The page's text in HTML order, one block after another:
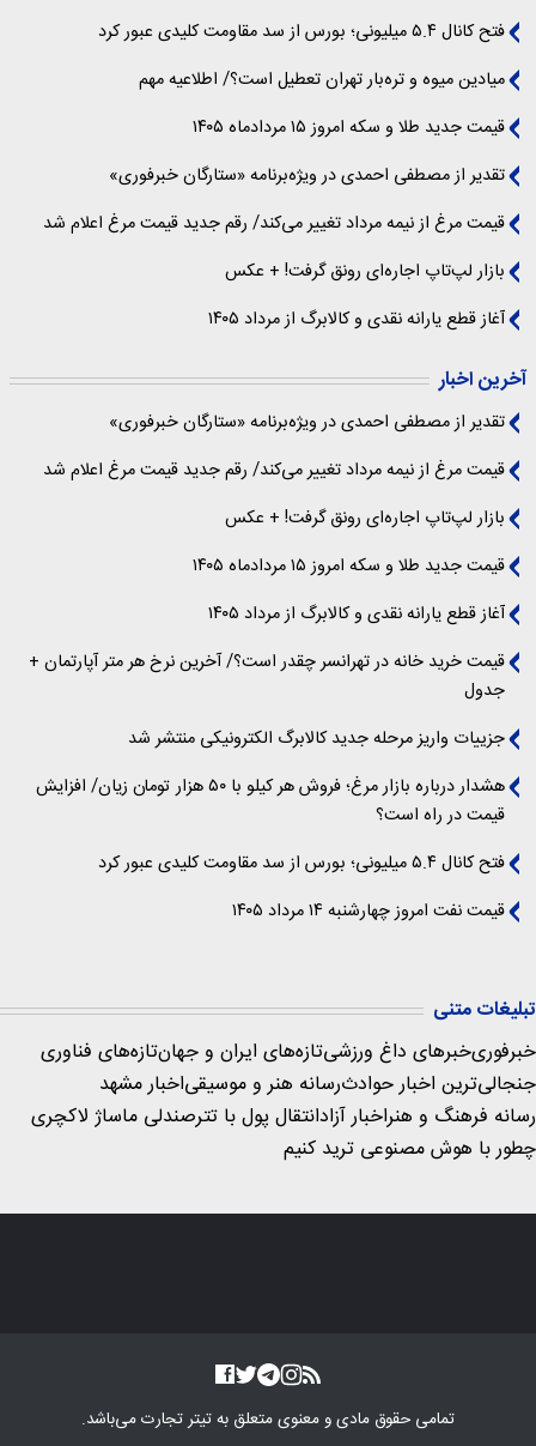
فتح کانال ۵.۴ میلیونی؛ بورس از سد مقاومت کلیدی عبور کرد
میادین میوه و تره‌بار تهران تعطیل است؟/ اطلاعیه مهم
قیمت جدید طلا و سکه امروز ۱۵ مردادماه ۱۴۰۵
تقدیر از مصطفی احمدی در ویژه‌برنامه «ستارگان خبرفوری»
قیمت مرغ از نیمه مرداد تغییر می‌کند/ رقم جدید قیمت مرغ اعلام شد
بازار لپ‌تاپ اجاره‌ای رونق گرفت! + عکس
آغاز قطع یارانه نقدی و کالابرگ از مرداد ۱۴۰۵
آخرین اخبار
تقدیر از مصطفی احمدی در ویژه‌برنامه «ستارگان خبرفوری»
قیمت مرغ از نیمه مرداد تغییر می‌کند/ رقم جدید قیمت مرغ اعلام شد
بازار لپ‌تاپ اجاره‌ای رونق گرفت! + عکس
قیمت جدید طلا و سکه امروز ۱۵ مردادماه ۱۴۰۵
آغاز قطع یارانه نقدی و کالابرگ از مرداد ۱۴۰۵
قیمت خرید خانه در تهرانسر چقدر است؟/ آخرین نرخ هر متر آپارتمان +
جدول
جزییات واریز مرحله جدید کالابرگ الکترونیکی منتشر شد
هشدار درباره بازار مرغ؛ فروش هر کیلو با ۵۰ هزار تومان زیان/ افزایش
قیمت در راه است؟
فتح کانال ۵.۴ میلیونی؛ بورس از سد مقاومت کلیدی عبور کرد
قیمت نفت امروز چهارشنبه ۱۴ مرداد ۱۴۰۵
تبلیغات متنی
خبرفوریخبرهای داغ ورزشیتازه‌های ایران و جهانتازه‌های فناوری
جنجالی‌ترین اخبار حوادثرسانه هنر و موسیقیاخبار مشهد
رسانه فرهنگ و هنراخبار آزادانتقال پول با تترصندلی ماساژ لاکچری
چطور با هوش مصنوعی ترید کنیم
تمامی حقوق مادی و معنوی متعلق بهتیتر تجارتمی‌باشد.